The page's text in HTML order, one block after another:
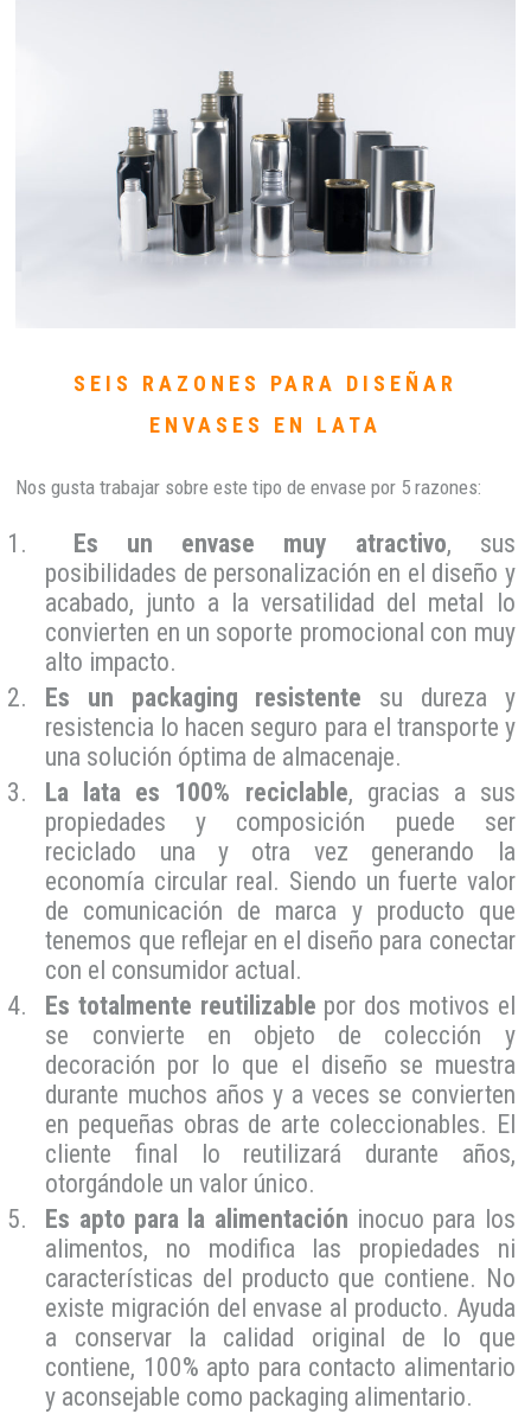
SEIS RAZONES PARA DISEÑAR
ENVASES EN LATA
Nos gusta trabajar sobre este tipo de envase por 5 razones:
Es un envase muy atractivo, sus
posibilidades de personalización en el diseño y
acabado, junto a la versatilidad del metal lo
convierten en un soporte promocional con muy
alto impacto.
Es un packaging resistente su dureza y
resistencia lo hacen seguro para el transporte y
una solución óptima de almacenaje.
La lata es 100% reciclable, gracias a sus
propiedades y composición puede ser
reciclado una y otra vez generando la
economía circular real. Siendo un fuerte valor
de comunicación de marca y producto que
tenemos que reflejar en el diseño para conectar
con el consumidor actual.
Es totalmente reutilizable por dos motivos el
se convierte en objeto de colección y
decoración por lo que el diseño se muestra
durante muchos años y a veces se convierten
en pequeñas obras de arte coleccionables. El
cliente final lo reutilizará durante años,
otorgándole un valor único.
Es apto para la alimentación inocuo para los
alimentos, no modifica las propiedades ni
características del producto que contiene. No
existe migración del envase al producto. Ayuda
a conservar la calidad original de lo que
contiene, 100% apto para contacto alimentario
y aconsejable como packaging alimentario.